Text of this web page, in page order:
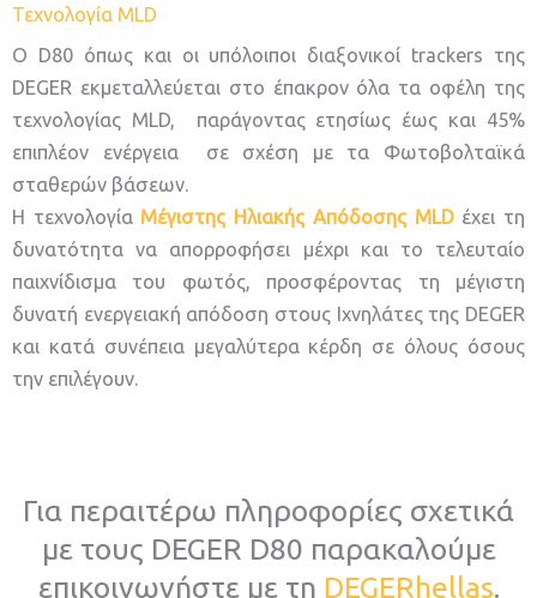
Τεχνολογία MLD
O D80 όπως και οι υπόλοιποι διαξονικοί trackers της
DEGER εκμεταλλεύεται στο έπακρον όλα τα οφέλη της
τεχνολογίας MLD, παράγοντας ετησίως έως και 45%
επιπλέον ενέργεια σε σχέση με τα Φωτοβολταϊκά
σταθερών βάσεων.
Η τεχνολογία Μέγιστης Ηλιακής Απόδοσης ΜLDέχει τη
δυνατότητα να απορροφήσει μέχρι και το τελευταίο
παιχνίδισμα του φωτός, προσφέροντας τη μέγιστη
δυνατή ενεργειακή απόδοση στους Ιχνηλάτες της DEGER
και κατά συνέπεια μεγαλύτερα κέρδη σε όλους όσους
την επιλέγουν.
Για περαιτέρω πληροφορίες σχετικά
με τους DEGER D80 παρακαλούμε
επικοινωνήστε με τη DEGERhellas.